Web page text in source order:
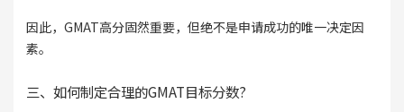
因此，GMAT高分固然重要，但绝不是申请成功的唯一决定因
素。
三、如何制定合理的GMAT目标分数?